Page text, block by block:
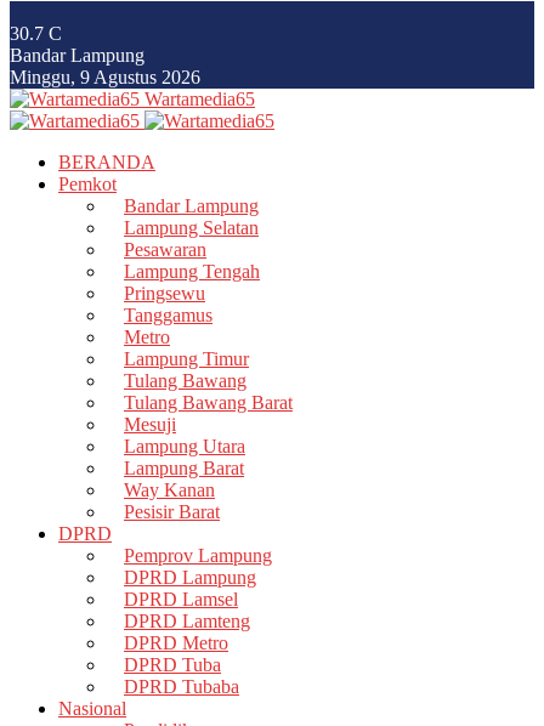
30.7 C
Bandar Lampung
Minggu, 9 Agustus 2026
Wartamedia65
BERANDA
Pemkot
Bandar Lampung
Lampung Selatan
Pesawaran
Lampung Tengah
Pringsewu
Tanggamus
Metro
Lampung Timur
Tulang Bawang
Tulang Bawang Barat
Mesuji
Lampung Utara
Lampung Barat
Way Kanan
Pesisir Barat
DPRD
Pemprov Lampung
DPRD Lampung
DPRD Lamsel
DPRD Lamteng
DPRD Metro
DPRD Tuba
DPRD Tubaba
Nasional